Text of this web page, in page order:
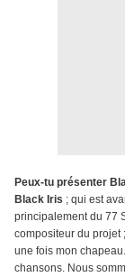
Peux-tu présenter
Black Iris ; qui est
principalement du 77
compositeur du projet
une fois mon
chansons. Nous